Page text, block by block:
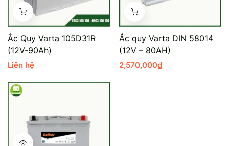
Ắc Quy Varta 105D31R
(12V-90Ah)
Liên hệ
Ắc quy Varta DIN 58014
(12V – 80AH)
2,570,000₫